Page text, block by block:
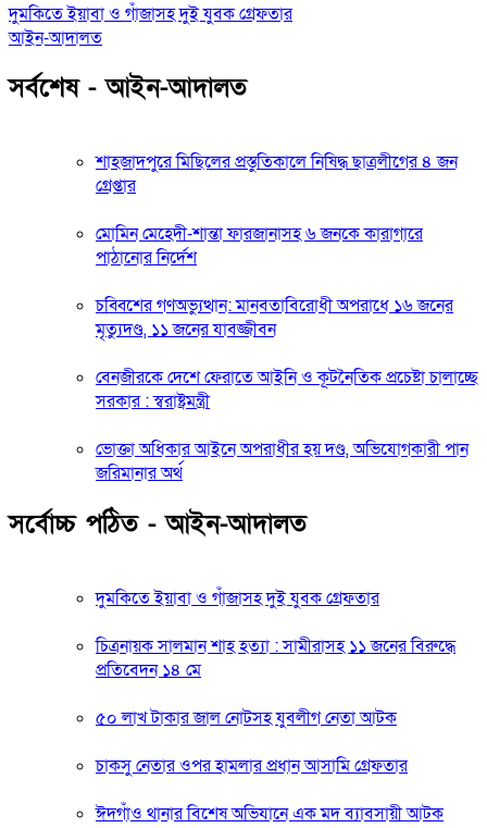
দুমকিতে ইয়াবা ও গাঁজাসহ দুই যুবক গ্রেফতার
আইন-আদালত
সর্বশেষ - আইন-আদালত
শাহজাদপুরে মিছিলের প্রস্তুতিকালে নিষিদ্ধ ছাত্রলীগের ৪ জন
গ্রেপ্তার
মোমিন মেহেদী-শান্তা ফারজানাসহ ৬ জনকে কারাগারে
পাঠানোর নির্দেশ
চব্বিশের গণঅভ্যুত্থান: মানবতাবিরোধী অপরাধে ১৬ জনের
মৃত্যুদণ্ড, ১১ জনের যাবজ্জীবন
বেনজীরকে দেশে ফেরাতে আইনি ও কূটনৈতিক প্রচেষ্টা চালাচ্ছে
সরকার : স্বরাষ্ট্রমন্ত্রী
ভোক্তা অধিকার আইনে অপরাধীর হয় দণ্ড, অভিযোগকারী পান
জরিমানার অর্থ
সর্বোচ্চ পঠিত - আইন-আদালত
দুমকিতে ইয়াবা ও গাঁজাসহ দুই যুবক গ্রেফতার
চিত্রনায়ক সালমান শাহ হত্যা : সামীরাসহ ১১ জনের বিরুদ্ধে
প্রতিবেদন ১৪ মে
৫০ লাখ টাকার জাল নোটসহ যুবলীগ নেতা আটক
চাকসু নেতার ওপর হামলার প্রধান আসামি গ্রেফতার
ঈদগাঁও থানার বিশেষ অভিযানে এক মদ ব্যাবসায়ী আটক